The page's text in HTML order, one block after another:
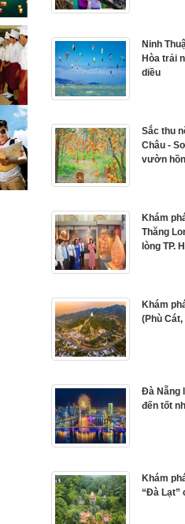
Ninh
Hòa trải
diều
Sắc thu
Châu -
vườn
Khám
Thăng
lòng TP.
Khám
(Phù
Đà Nẵng
đến tốt
Khám
“Đà Lạt”